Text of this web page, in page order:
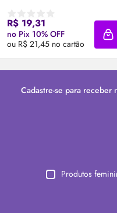
R$ 19,31
no Pix 10% OFF
ou R$ 21,45 no cartão
Cadastre-se para receber
Produtos